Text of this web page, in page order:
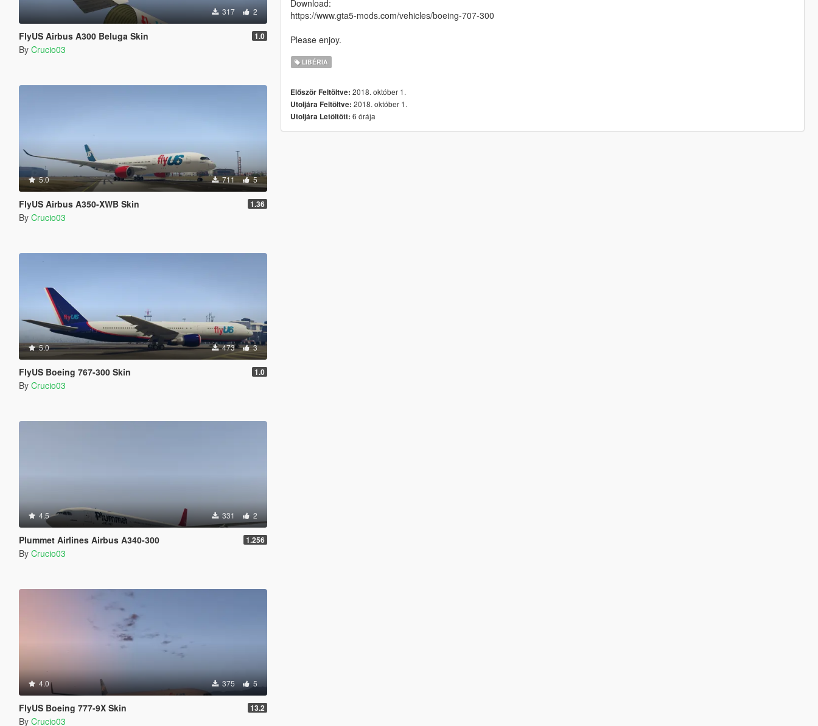
317 2
FlyUS Airbus A300 Beluga Skin 1.0
By Crucio03
5.0 711 5
FlyUS Airbus A350-XWB Skin 1.36
By Crucio03
5.0 473 3
FlyUS Boeing 767-300 Skin 1.0
By Crucio03
4.5 331 2
Plummet Airlines Airbus A340-300 1.256
By Crucio03
4.0 375 5
FlyUS Boeing 777-9X Skin 13.2
By Crucio03
Download:
https://www.gta5-mods.com/vehicles/boeing-707-300
Please enjoy.
LIBÉRIA
Először Feltöltve: 2018. október 1.
Utoljára Feltöltve: 2018. október 1.
Utoljára Letöltött: 6 órája